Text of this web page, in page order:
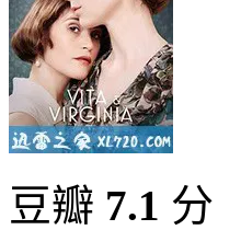
豆瓣 7.1 分